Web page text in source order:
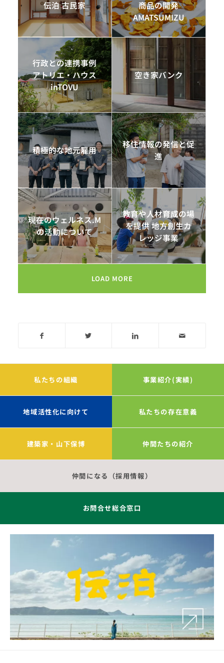
伝泊 古民家
商品の開発
AMATSUMIZU
行政との連携事例
アトリエ・ハウス
inTOVU
空き家バンク
積極的な地元雇用
移住情報の発信と促
進
現在のウェルネス.M
の活動について
教育や人材育成の場
を提供 地方創生カ
レッジ事業
LOAD MORE
私たちの組織 事業紹介(実績)
地域活性化に向けて 私たちの存在意義
建築家・山下保博 仲間たちの紹介
仲間になる（採用情報）
お問合せ総合窓口